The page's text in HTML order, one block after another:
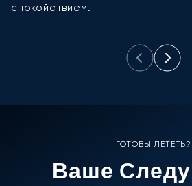
спокойствием.
ГОТОВЫ ЛЕТЕТЬ?
Ваше